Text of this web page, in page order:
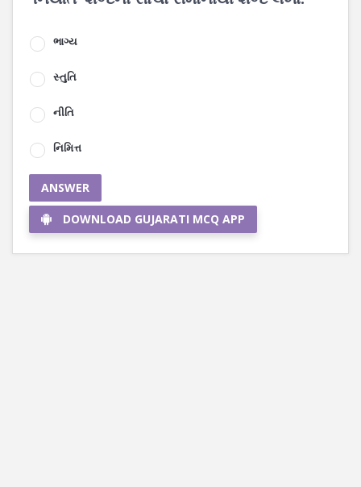
ભાગ્ય
સ્તુતિ
નીતિ
નિમિત્ત
ANSWER
DOWNLOAD GUJARATI MCQ APP